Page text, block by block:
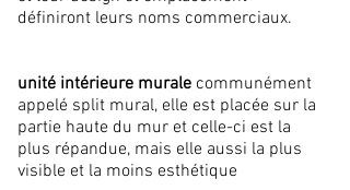
définiront leurs noms commerciaux.
unité intérieure murale communément
appelé split mural, elle est placée sur la
partie haute du mur et celle-ci est la
plus répandue, mais elle aussi la plus
visible et la moins esthétique